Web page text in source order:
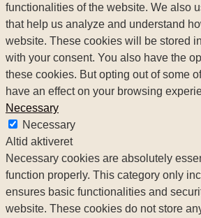
functionalities of the website. We also
that help us analyze and understand
website. These cookies will be stored
with your consent. You also have the
these cookies. But opting out of some
have an effect on your browsing
Necessary
Necessary
Altid aktiveret
Necessary cookies are absolutely
function properly. This category only
ensures basic functionalities and
website. These cookies do not store